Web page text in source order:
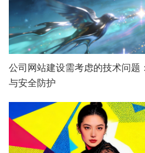
公司网站建设需考虑的技术问题
与安全防护
咨询直达
电话：